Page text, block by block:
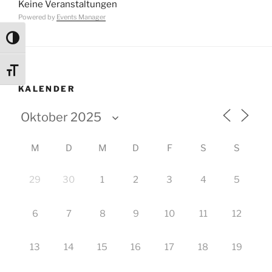
Umschalten auf hohe Kontraste
Schrift vergrößern
Keine Veranstaltungen
Powered by Events Manager
KALENDER
M D M D F S S
29 30 1 2 3 4 5
6 7 8 9 10 11 12
13 14 15 16 17 18 19